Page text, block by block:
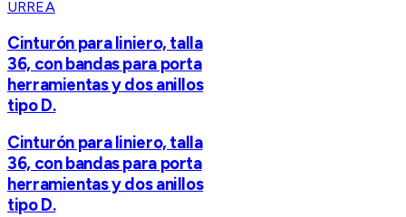
URREA
Cinturón para liniero, talla
36, con bandas para porta
herramientas y dos anillos
tipo D.
Cinturón para liniero, talla
36, con bandas para porta
herramientas y dos anillos
tipo D.